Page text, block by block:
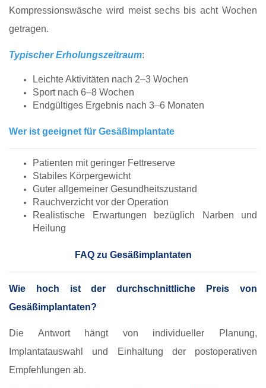
Kompressionswäsche wird meist sechs bis acht Wochen
getragen.
Typischer Erholungszeitraum:
Leichte Aktivitäten nach 2–3 Wochen
Sport nach 6–8 Wochen
Endgültiges Ergebnis nach 3–6 Monaten
Wer ist geeignet für Gesäßimplantate
Patienten mit geringer Fettreserve
Stabiles Körpergewicht
Guter allgemeiner Gesundheitszustand
Rauchverzicht vor der Operation
Realistische Erwartungen bezüglich Narben und
Heilung
FAQ zu Gesäßimplantaten
Wie hoch ist der durchschnittliche Preis von
Gesäßimplantaten?
Die Antwort hängt von individueller Planung,
Implantatauswahl und Einhaltung der postoperativen
Empfehlungen ab.